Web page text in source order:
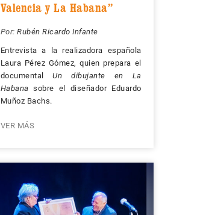
Valencia y La Habana”
Por: Rubén Ricardo Infante
Entrevista a la realizadora española
Laura Pérez Gómez, quien prepara el
documentalUn dibujante en La
Habana sobre el diseñador Eduardo
Muñoz Bachs.
VER MÁS